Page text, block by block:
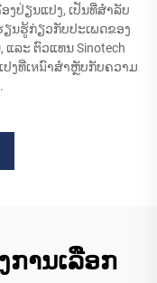
ງປ່ຽນແປງ, ເປັນທີ່ສຳລັບ
ຽນຮູ້ກ່ຽວກັບປະເພດຂອງ
ລະ ຕົວແທນ Sinotech
ປງທີ່ເหมົາສຳຫຼັບກັບຄວາມ
ານເລືອກ